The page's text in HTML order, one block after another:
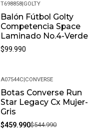
T698858 GOLTY
Balón Fútbol Golty
Competencia Space
Laminado No.4-Verde
$99.990
-16%
A07544C CONVERSE
Botas Converse Run
Star Legacy Cx Mujer-
Gris
$459.990$544.990